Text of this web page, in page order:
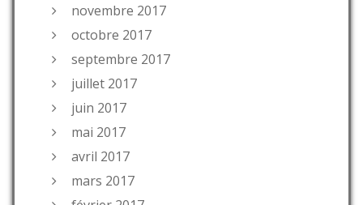
novembre 2017
octobre 2017
septembre 2017
juillet 2017
juin 2017
mai 2017
avril 2017
mars 2017